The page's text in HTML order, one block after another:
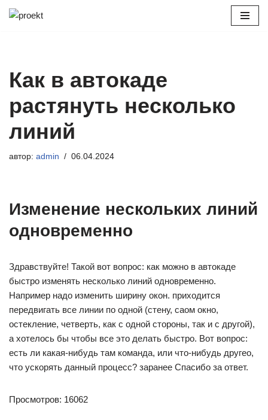
Как в автокаде
растянуть несколько
линий
автор: admin 06.04.2024
Изменение нескольких линий
одновременно
Здравствуйте! Такой вот вопрос: как можно в автокаде
быстро изменять несколько линий одновременно.
Например надо изменить ширину окон. приходится
передвигать все линии по одной (стену, саом окно,
остекление, четверть, как с одной стороны, так и с другой),
а хотелось бы чтобы все это делать быстро. Вот вопрос:
есть ли какая-нибудь там команда, или что-нибудь другео,
что ускорять данный процесс? заранее Спасибо за ответ.
Просмотров: 16062